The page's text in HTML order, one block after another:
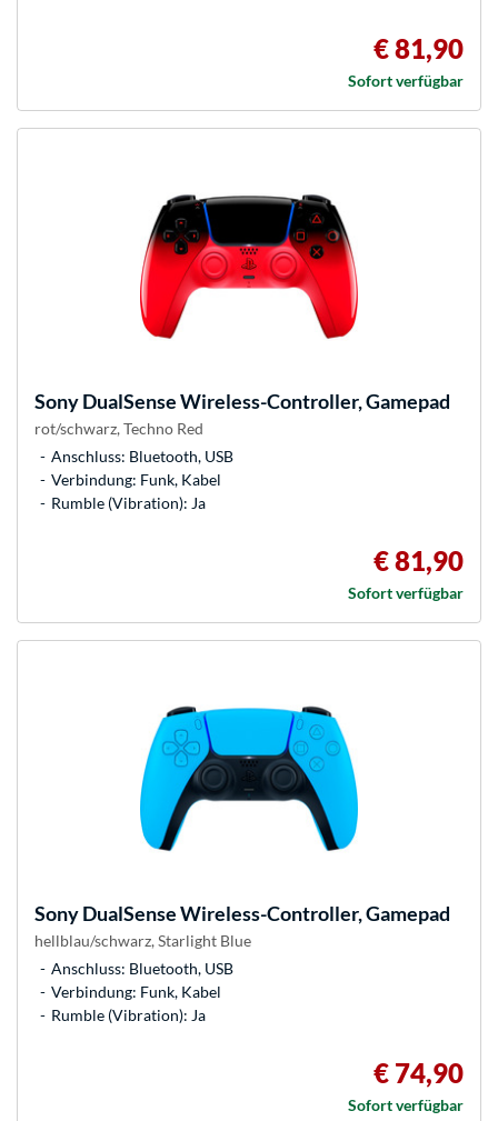
€ 81,90
Sofort verfügbar
SonyDualSense Wireless-Controller, Gamepad
rot/schwarz, Techno Red
Anschluss: Bluetooth, USB
Verbindung: Funk, Kabel
Rumble (Vibration): Ja
€ 81,90
Sofort verfügbar
SonyDualSense Wireless-Controller, Gamepad
hellblau/schwarz, Starlight Blue
Anschluss: Bluetooth, USB
Verbindung: Funk, Kabel
Rumble (Vibration): Ja
€ 74,90
Sofort verfügbar